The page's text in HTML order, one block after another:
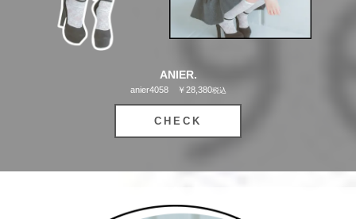
OriginalBrand
ANIER.
anier4058 ￥28,380税込
CHECK